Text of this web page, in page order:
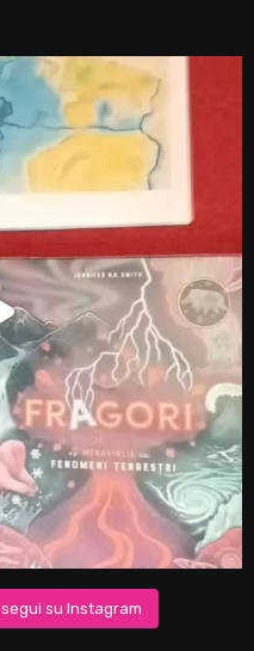
segui su Instagram